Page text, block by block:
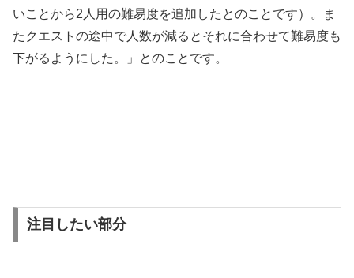
いことから2人用の難易度を追加したとのことです）。ま
たクエストの途中で人数が減るとそれに合わせて難易度も
下がるようにした。」とのことです。
注目したい部分